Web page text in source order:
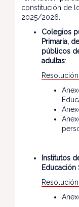
constitución de
2025/2026.
Colegios
Primaria,
públicos
adultas:
Institutos
Educación